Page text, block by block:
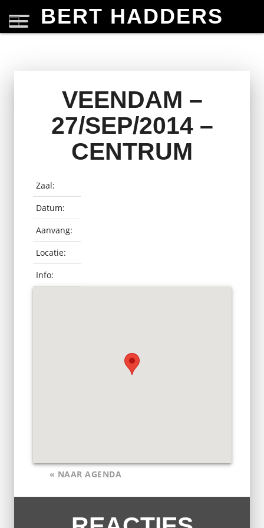
BERT HADDERS
VEENDAM –
27/SEP/2014 –
CENTRUM
Zaal:
Datum:
Aanvang:
Locatie:
Info:
« NAAR AGENDA